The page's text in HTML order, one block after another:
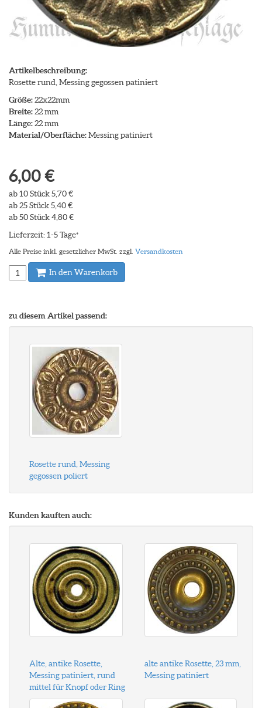
Artikelbeschreibung:
Rosette rund, Messing gegossen patiniert
Größe:22x22mm
Breite:22 mm
Länge:22 mm
Material/Oberfläche:Messing patiniert
6,00 €
ab 10 Stück 5,70 €
ab 25 Stück 5,40 €
ab 50 Stück 4,80 €
Lieferzeit: 1-5 Tage*
Alle Preise inkl. gesetzlicher MwSt. zzgl. Versandkosten
In den Warenkorb
zu diesem Artikel passend:
Rosette rund, Messing
gegossen poliert
Kunden kauften auch:
Alte, antike Rosette,
Messing patiniert, rund
mittel für Knopf oder Ring
alte antike Rosette, 23 mm,
Messing patiniert